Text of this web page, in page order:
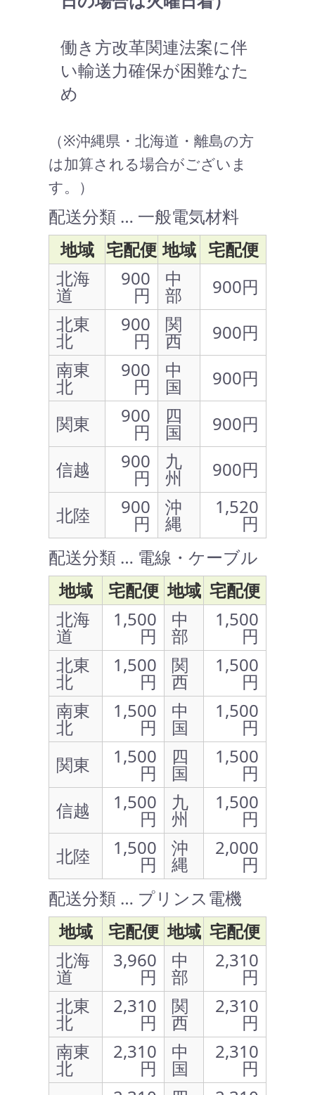
働き方改革関連法案に伴
い輸送力確保が困難なた
め
（※沖縄県・北海道・離島の方
は加算される場合がございま
す。）
配送分類 … 一般電気材料
地域 宅配便 地域 宅配便
北海
道
900
円
中
部
900円
北東
北
900
円
関
西
900円
南東
北
900
円
中
国
900円
関東
900
円
四
国
900円
信越
900
円
九
州
900円
北陸
900
円
沖
縄
1,520
円
配送分類 … 電線・ケーブル
地域
宅配便 地域 宅配便
北海
道
1,500
円
中
部
1,500
円
北東
北
1,500
円
関
西
1,500
円
南東
北
1,500
円
中
国
1,500
円
関東
1,500
円
四
国
1,500
円
信越
1,500
円
九
州
1,500
円
北陸
1,500
円
沖
縄
2,000
円
配送分類 … プリンス電機
地域
宅配便 地域 宅配便
北海
道
3,960
円
中
部
2,310
円
北東
北
2,310
円
関
西
2,310
円
南東
北
2,310
円
中
国
2,310
円